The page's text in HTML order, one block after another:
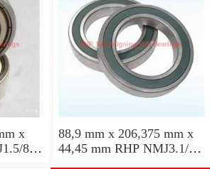
x
88,9 mm x 206,375 mm x
44,45 mm RHP NMJ3.1/2